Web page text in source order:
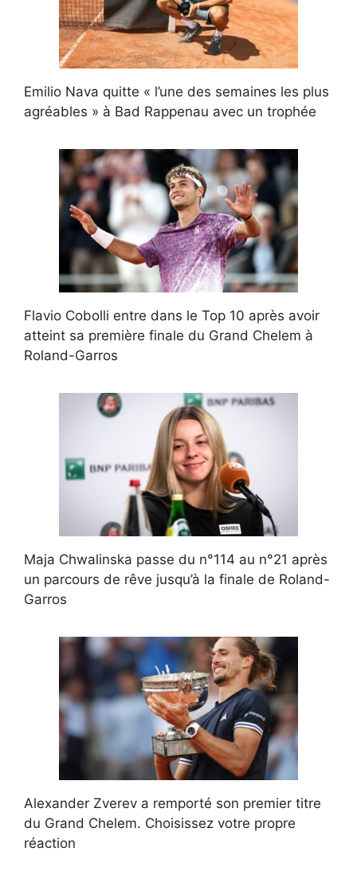
Emilio Nava quitte « l’une des semaines les plus
agréables » à Bad Rappenau avec un trophée
Flavio Cobolli entre dans le Top 10 après avoir
atteint sa première finale du Grand Chelem à
Roland-Garros
Maja Chwalinska passe du n°114 au n°21 après
un parcours de rêve jusqu’à la finale de Roland-
Garros
Alexander Zverev a remporté son premier titre
du Grand Chelem. Choisissez votre propre
réaction